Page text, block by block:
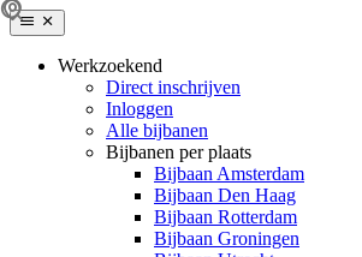
Werkzoekend
Direct inschrijven
Inloggen
Alle bijbanen
Bijbanen per plaats
Bijbaan Amsterdam
Bijbaan Den Haag
Bijbaan Rotterdam
Bijbaan Groningen